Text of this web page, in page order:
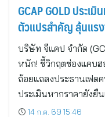
GCAP GOLD ประ
ตัวแปรสำคัญ ลุ้นแร
บริษัท จีแคป จำกัด
หนัก! ชี้วิกฤตช่องแคบ
ถ้อยแถลงประธานเฟด
ประเมินหากราคายังยื
14 ก.ค. 69 15:46